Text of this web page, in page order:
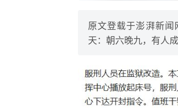
原文登载于澎湃新
天：朝六晚九，有人